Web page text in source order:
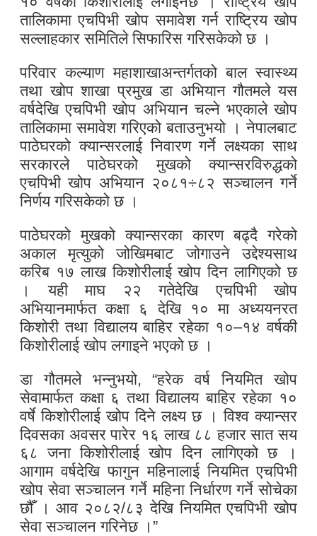
तालिकामा एचपिभी खोप समावेश गर्न राष्ट्रिय खोप
सल्लाहकार समितिले सिफारिस गरिसकेको छ ।
परिवार कल्याण महाशाखाअन्तर्गतको बाल स्वास्थ्य
तथा खोप शाखा प्रमुख डा अभियान गौतमले यस
वर्षदेखि एचपिभी खोप अभियान चल्ने भएकाले खोप
तालिकामा समावेश गरिएको बताउनुभयो । नेपालबाट
पाठेघरको क्यान्सरलाई निवारण गर्ने लक्ष्यका साथ
सरकारले पाठेघरको मुखको क्यान्सरविरुद्धको
एचपिभी खोप अभियान २०८१÷८२ सञ्चालन गर्ने
निर्णय गरिसकेको छ ।
पाठेघरको मुखको क्यान्सरका कारण बढ्दै गरेको
अकाल मृत्युको जोखिमबाट जोगाउने उद्देश्यसाथ
करिब १७ लाख किशोरीलाई खोप दिन लागिएको छ
। यही माघ २२ गतेदेखि एचपिभी खोप
अभियानमार्फत कक्षा ६ देखि १० मा अध्ययनरत
किशोरी तथा विद्यालय बाहिर रहेका १०–१४ वर्षकी
किशोरीलाई खोप लगाइने भएको छ ।
डा गौतमले भन्नुभयो, “हरेक वर्ष नियमित खोप
सेवामार्फत कक्षा ६ तथा विद्यालय बाहिर रहेका १०
वर्षे किशोरीलाई खोप दिने लक्ष्य छ । विश्व क्यान्सर
दिवसका अवसर पारेर १६ लाख ८८ हजार सात सय
६८ जना किशोरीलाई खोप दिन लागिएको छ ।
आगाम वर्षदेखि फागुन महिनालाई नियमित एचपिभी
खोप सेवा सञ्चालन गर्ने महिना निर्धारण गर्ने सोचेका
छौँ । आव २०८२/८३ देखि नियमित एचपिभी खोप
सेवा सञ्चालन गरिनेछ ।”